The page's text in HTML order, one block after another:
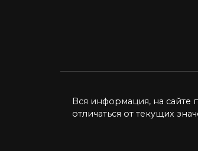
Вся информация, на сайте
отличаться от текущих